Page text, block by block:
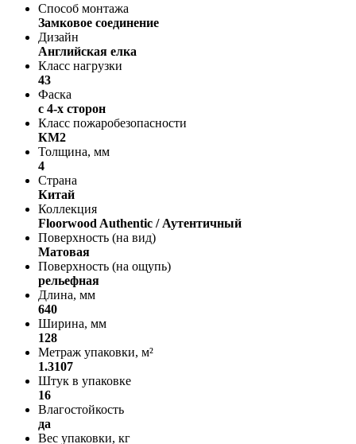
Способ монтажа
Замковое соединение
Дизайн
Английская елка
Класс нагрузки
43
Фаска
с 4-х сторон
Класс пожаробезопасности
КМ2
Толщина, мм
4
Страна
Китай
Коллекция
Floorwood Authentic / Аутентичный
Поверхность (на вид)
Матовая
Поверхность (на ощупь)
рельефная
Длина, мм
640
Ширина, мм
128
Метраж упаковки, м²
1.3107
Штук в упаковке
16
Влагостойкость
да
Вес упаковки, кг